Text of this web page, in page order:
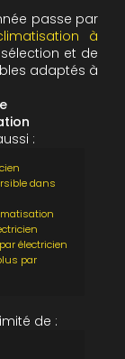
passe par
à
et de
adaptés à
:
dans
électricien
par
de :